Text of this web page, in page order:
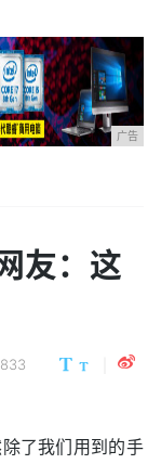
广告
友：这
了我们用到的手